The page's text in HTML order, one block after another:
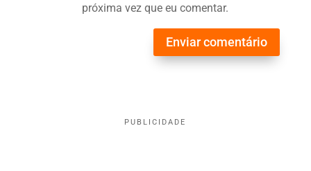
próxima vez que eu comentar.
Enviar comentário
PUBLICIDADE